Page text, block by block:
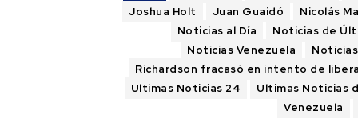
Joshua Holt
Juan Guaidó
Nicolás
Noticias al Día
Noticias de
Noticias Venezuela
Richardson fracasó en intento de
Ultimas Noticias 24
Ultimas Noticias
Venezuela